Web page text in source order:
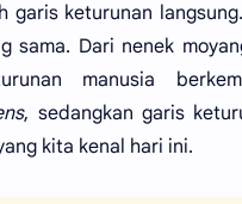
garis keturunan
sama. Dari nenek
manusia
, sedangkan garis
kita kenal hari ini.